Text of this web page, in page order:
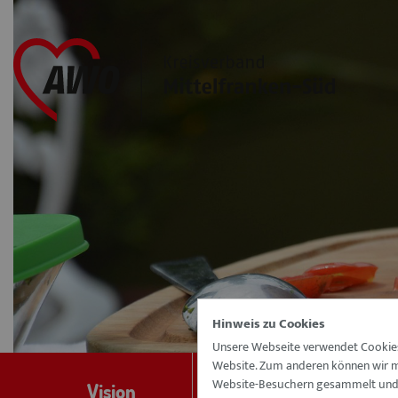
Vision Führungskultur
Hinweis zu Cookies
Unsere Webseite verwendet
Website. Zum anderen können wir
Website-Besuchern gesammelt